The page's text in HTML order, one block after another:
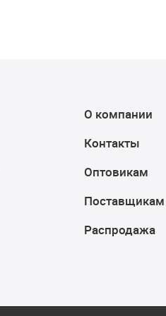
О компании
Контакты
Оптовикам
Поставщикам
Распродажа